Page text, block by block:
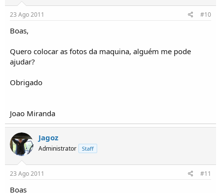
23 Ago 2011 #10
Boas,
Quero colocar as fotos da maquina, alguém me pode
ajudar?
Obrigado
Joao Miranda
Jagoz
Administrator Staff
23 Ago 2011 #11
Boas